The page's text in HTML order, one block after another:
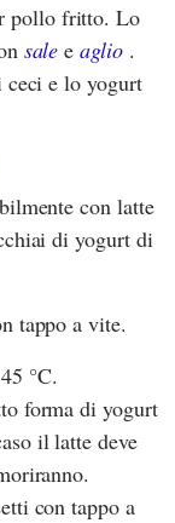
pollo fritto. Lo
sale eaglio.
e lo yogurt
con latte
di yogurt di
tappo a vite.
°C.
forma di yogurt
il latte deve
con tappo a